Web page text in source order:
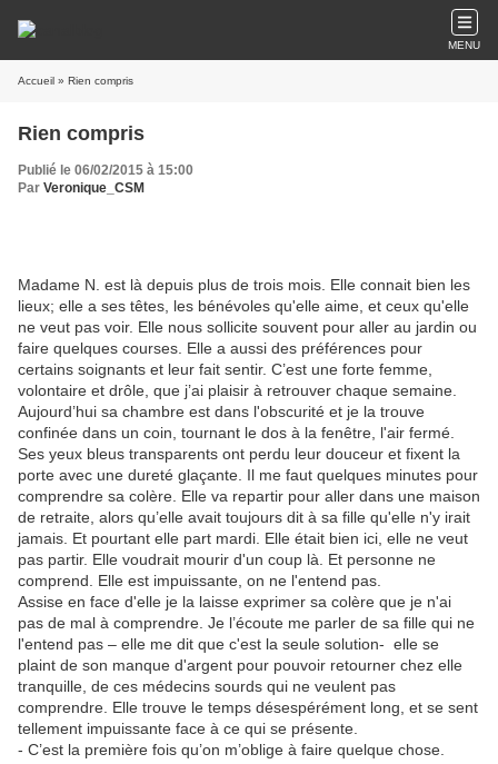
MENU
Accueil » Rien compris
Rien compris
Publié le 06/02/2015 à 15:00
Par Veronique_CSM
Madame N. est là depuis plus de trois mois. Elle connait bien les
lieux; elle a ses têtes, les bénévoles qu'elle aime, et ceux qu'elle
ne veut pas voir. Elle nous sollicite souvent pour aller au jardin ou
faire quelques courses. Elle a aussi des préférences pour
certains soignants et leur fait sentir. C’est une forte femme,
volontaire et drôle, que j’ai plaisir à retrouver chaque semaine.
Aujourd’hui sa chambre est dans l'obscurité et je la trouve
confinée dans un coin, tournant le dos à la fenêtre, l'air fermé.
Ses yeux bleus transparents ont perdu leur douceur et fixent la
porte avec une dureté glaçante. Il me faut quelques minutes pour
comprendre sa colère. Elle va repartir pour aller dans une maison
de retraite, alors qu’elle avait toujours dit à sa fille qu'elle n'y irait
jamais. Et pourtant elle part mardi. Elle était bien ici, elle ne veut
pas partir. Elle voudrait mourir d'un coup là. Et personne ne
comprend. Elle est impuissante, on ne l'entend pas.
Assise en face d'elle je la laisse exprimer sa colère que je n'ai
pas de mal à comprendre. Je l’écoute me parler de sa fille qui ne
l'entend pas – elle me dit que c'est la seule solution- elle se
plaint de son manque d'argent pour pouvoir retourner chez elle
tranquille, de ces médecins sourds qui ne veulent pas
comprendre. Elle trouve le temps désespérément long, et se sent
tellement impuissante face à ce qui se présente.
- C’est la première fois qu’on m’oblige à faire quelque chose.